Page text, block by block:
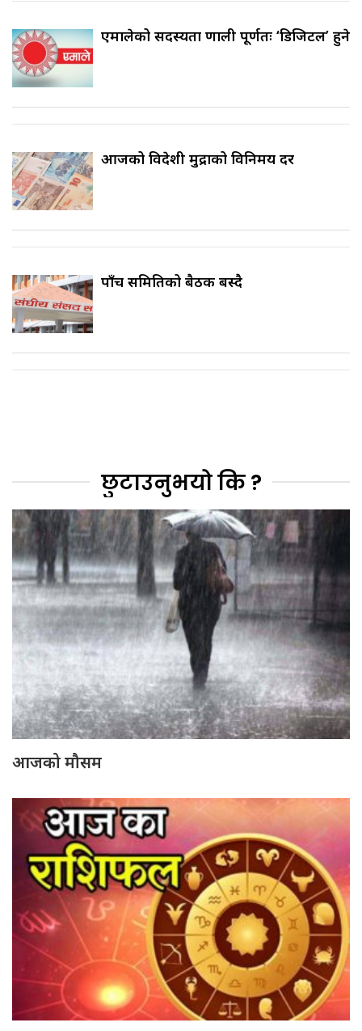
एमालेको सदस्यता प्रणाली पूर्णतः ‘डिजिटल’ हुने
आजको विदेशी मुद्राको विनिमय दर
पाँच समितिको बैठक बस्दै
छुटाउनुभयो कि ?
आजको मौसम